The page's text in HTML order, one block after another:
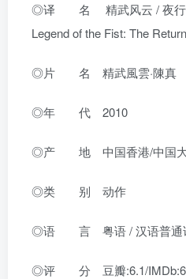
◎译 名 精武风云 / 夜行侠
Legend of the Fist: The
◎片 名 精武風雲·陳真
◎年 代 2010
◎产 地 中国香港/中国
◎类 别 动作
◎语 言 粤语 / 汉语普通
◎评 分 豆瓣:6.1/